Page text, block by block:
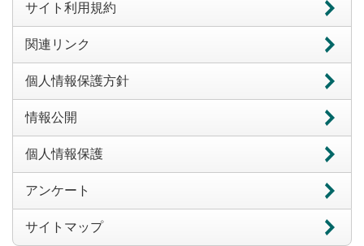
サイト利用規約
関連リンク
個人情報保護方針
情報公開
個人情報保護
アンケート
サイトマップ